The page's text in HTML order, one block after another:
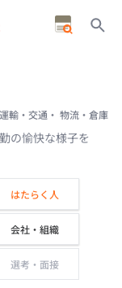
運輸・交通・ 物流・倉庫
の愉快な様子を
はたらく人
会社・組織
選考・面接